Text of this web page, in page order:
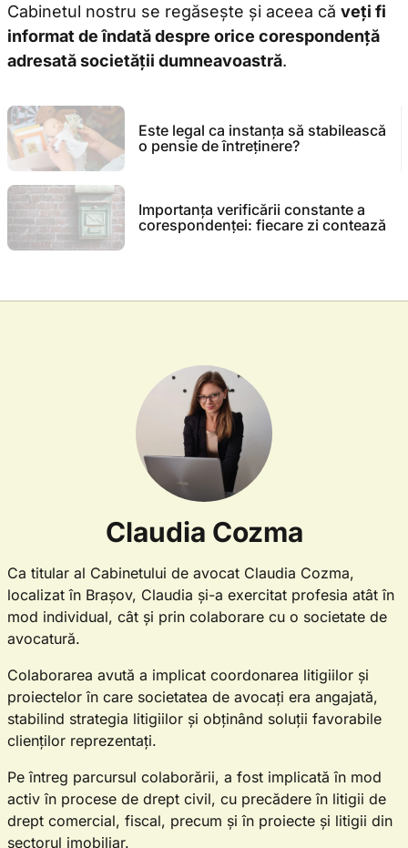
Cabinetul nostru se regăsește și aceea că veți fi
informat de îndată despre orice corespondență
adresată societății dumneavoastră.
Este legal ca instanța să stabilească
o pensie de întreținere?
Importanța verificării constante a
corespondenței: fiecare zi contează
Claudia Cozma
Ca titular al Cabinetului de avocat Claudia Cozma,
localizat în Brașov, Claudia și-a exercitat profesia atât în
mod individual, cât și prin colaborare cu o societate de
avocatură.
Colaborarea avută a implicat coordonarea litigiilor și
proiectelor în care societatea de avocați era angajată,
stabilind strategia litigiilor și obținând soluții favorabile
clienților reprezentați.
Pe întreg parcursul colaborării, a fost implicată în mod
activ în procese de drept civil, cu precădere în litigii de
drept comercial, fiscal, precum și în proiecte și litigii din
sectorul imobiliar.